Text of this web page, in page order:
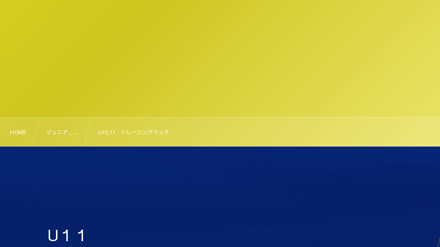
HOME ジュニア , … U10,11 トレーニングマッチ
U１１